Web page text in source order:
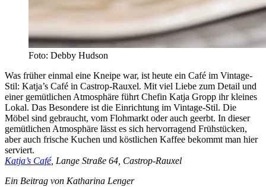
Foto: Debby Hudson
Was früher einmal eine Kneipe war, ist heute ein Café im Vintage-
Stil: Katja’s Café in Castrop-Rauxel. Mit viel Liebe zum Detail und
einer gemütlichen Atmosphäre führt Chefin Katja Gropp ihr kleines
Lokal. Das Besondere ist die Einrichtung im Vintage-Stil. Die
Möbel sind gebraucht, vom Flohmarkt oder auch geerbt. In dieser
gemütlichen Atmosphäre lässt es sich hervorragend Frühstücken,
aber auch frische Kuchen und köstlichen Kaffee bekommt man hier
serviert.
Katja’s Café, Lange Straße 64, Castrop-Rauxel
Ein Beitrag von Katharina Lenger